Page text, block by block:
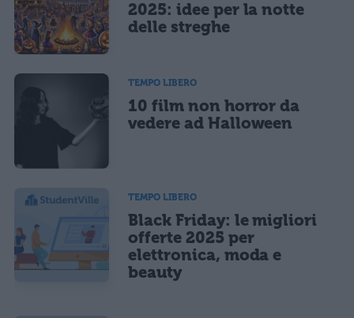
2025: idee per la notte
delle streghe
TEMPO LIBERO
10 film non horror da
vedere ad Halloween
TEMPO LIBERO
Black Friday: le migliori
offerte 2025 per
elettronica, moda e
beauty